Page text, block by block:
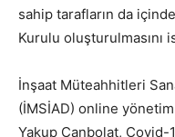
sahip tarafların da
Kurulu oluşturulmasını
İnşaat Müteahhitleri
(İMSİAD) online
Yakup Canbolat, Covid-